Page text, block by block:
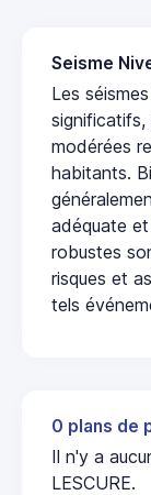
Seisme
Les
significatifs,
modérées
habitants.
adéquate
robustes
risques et
tels
0 plans de
Il n'y a
LESCURE.